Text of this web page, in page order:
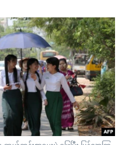
များ